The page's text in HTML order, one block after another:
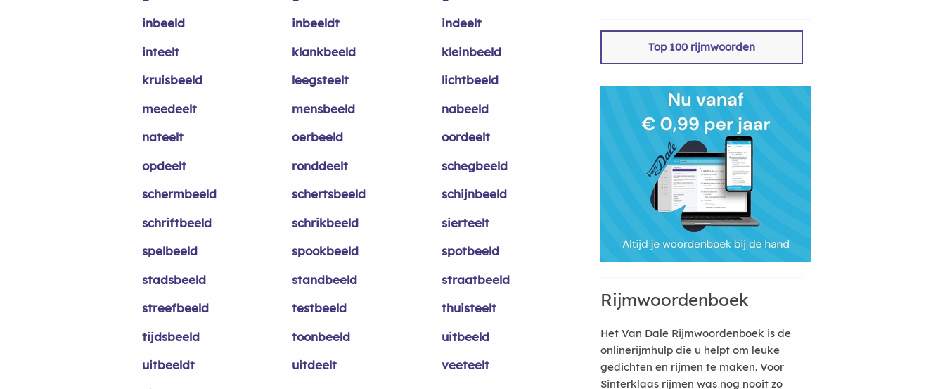
inbeeld
inbeeldt
indeelt
inteelt
klankbeeld
kleinbeeld
kruisbeeld
leegsteelt
lichtbeeld
meedeelt
mensbeeld
nabeeld
nateelt
oerbeeld
oordeelt
opdeelt
ronddeelt
schegbeeld
schermbeeld
schertsbeeld
schijnbeeld
schriftbeeld
schrikbeeld
sierteelt
spelbeeld
spookbeeld
spotbeeld
stadsbeeld
standbeeld
straatbeeld
streefbeeld
testbeeld
thuisteelt
tijdsbeeld
toonbeeld
uitbeeld
uitbeeldt
uitdeelt
veeteelt
Top 100 rijmwoorden
Rijmwoordenboek
Het Van Dale Rijmwoordenboek is de
onlinerijmhulp die u helpt om leuke
gedichten en rijmen te maken. Voor
Sinterklaas rijmen was nog nooit zo